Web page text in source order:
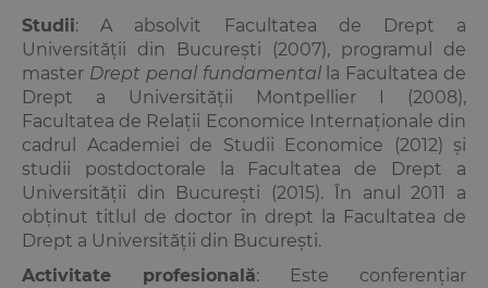
Studii: A absolvit Facultatea de Drept a
Universității din București (2007), programul de
master Drept penal fundamentalla Facultatea de
Drept a Universității Montpellier I (2008),
Facultatea de Relații Economice Internaționale din
cadrul Academiei de Studii Economice (2012) și
studii postdoctorale la Facultatea de Drept a
Universității din București (2015). În anul 2011 a
obținut titlul de doctor în drept la Facultatea de
Drept a Universității din București.
Activitate profesională: Este conferențiar